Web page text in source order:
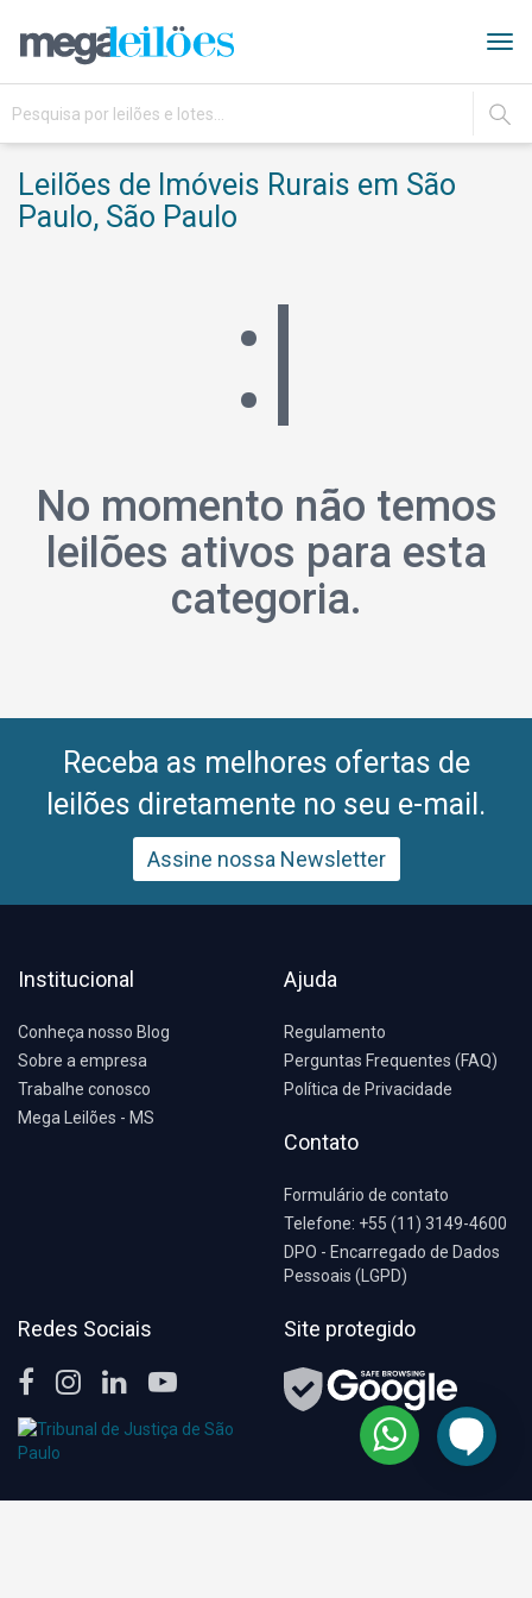
IR
Leilões de Imóveis Rurais em São
Paulo, São Paulo
:|
No momento não temos
leilões ativos para esta
categoria.
Receba as melhores ofertas de
leilões diretamente no seu e-mail.
Assine nossa Newsletter
Institucional
Conheça nosso Blog
Sobre a empresa
Trabalhe conosco
Mega Leilões - MS
Ajuda
Regulamento
Perguntas Frequentes (FAQ)
Política de Privacidade
Contato
Formulário de contato
Telefone: +55 (11) 3149-4600
DPO - Encarregado de Dados
Pessoais (LGPD)
Redes Sociais Site protegido